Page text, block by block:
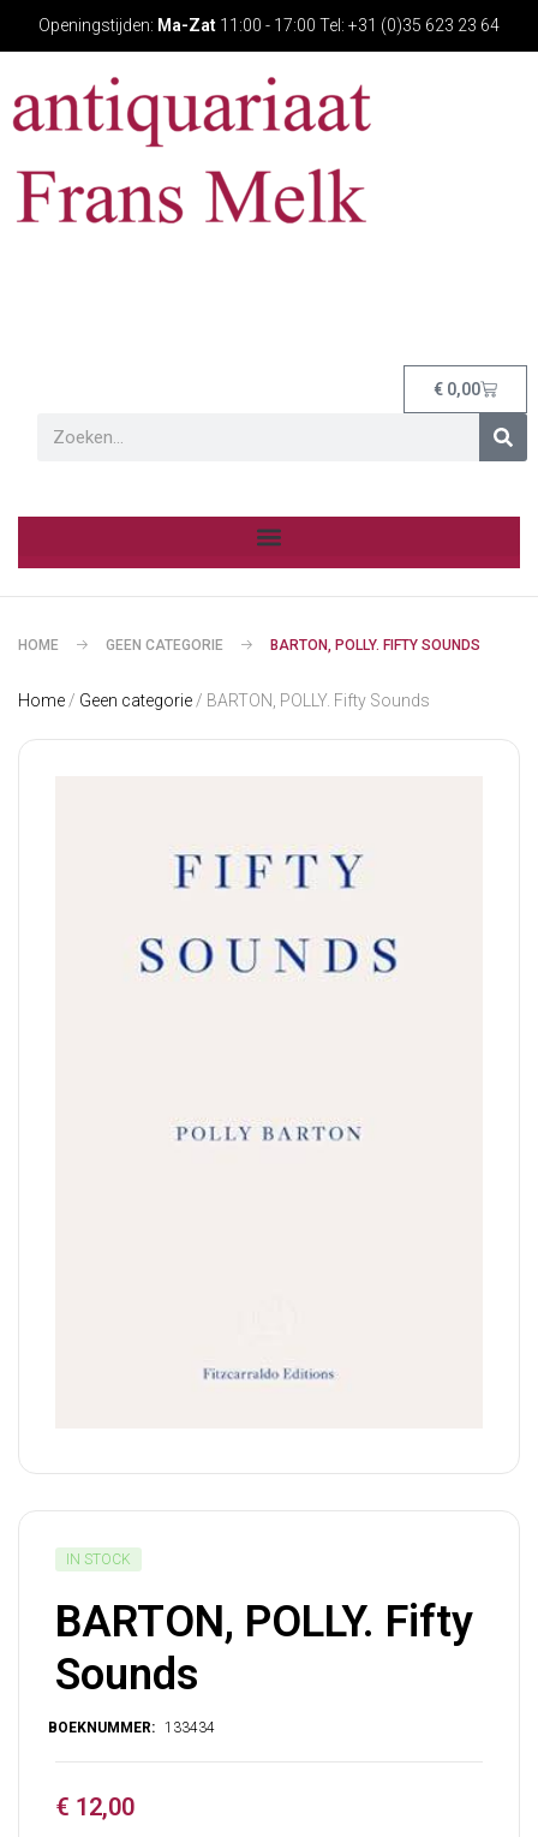
Openingstijden: Ma-Zat 11:00 - 17:00 Tel: +31 (0)35 623 23 64
€ 0,00
HOME GEEN CATEGORIE BARTON, POLLY. FIFTY SOUNDS
Home / Geen categorie / BARTON, POLLY. Fifty Sounds
IN STOCK
BARTON, POLLY. Fifty
Sounds
€ 12,00